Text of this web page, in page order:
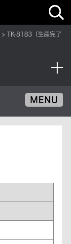
TK-8183（生産完了
MENU